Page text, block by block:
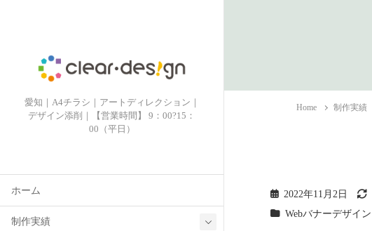
愛知｜A4チラシ｜アートディレクション｜
デザイン添削｜【営業時間】 9：00?15：
00（平日）
ホーム
制作実績
Home 制作実績
2022年11月2日
Webバナーデザイン